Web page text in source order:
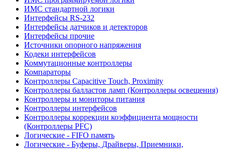
ИМС стандартной логики
Интерфейсы RS-232
Интерфейсы датчиков и детекторов
Интерфейсы прочие
Источники опорного напряжения
Кодеки интерфейсов
Коммутационные контроллеры
Компараторы
Контроллеры Capacitive Touch, Proximity
Контроллеры балластов ламп (Контроллеры освещения)
Контроллеры и мониторы питания
Контроллеры интерфейсов
Контроллеры коррекции коэффициента мощности
(Контроллеры PFC)
Логические - FIFO память
Логические - Буферы, Драйверы, Приемники,